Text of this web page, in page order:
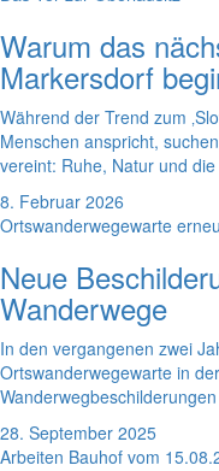
Warum das
Markersdorf
Während der Trend zum
Menschen anspricht,
vereint: Ruhe, Natur und
8. Februar 2026
Ortswanderwegewarte
Neue
Wanderwege
In den vergangenen zwei
Ortswanderwegewarte in
28. September 2025
Arbeiten Bauhof vom